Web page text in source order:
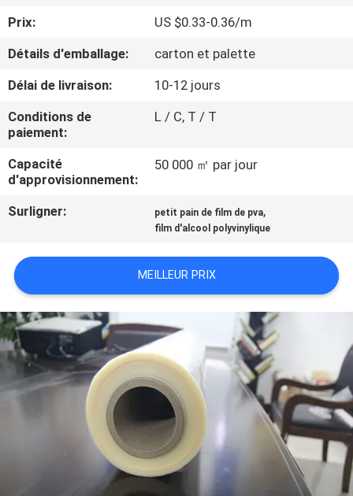
VISITE
DE
L'USINE
CONTRÔLE
DE
LA
QUALITÉ
NOUVELLES
DEMANDEZ
UN DEVIS
PLAN
DU
Prix:
US $0.33-0.36/m
Détails d'emballage:
carton et palette
Délai de livraison:
10-12 jours
Conditions de
paiement:
L / C, T / T
Capacité
d'approvisionnement:
50 000 ㎡ par jour
Surligner: petit pain de film de pva,
film d'alcool polyvinylique
MEILLEUR PRIX